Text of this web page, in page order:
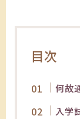
目次
何故
入学